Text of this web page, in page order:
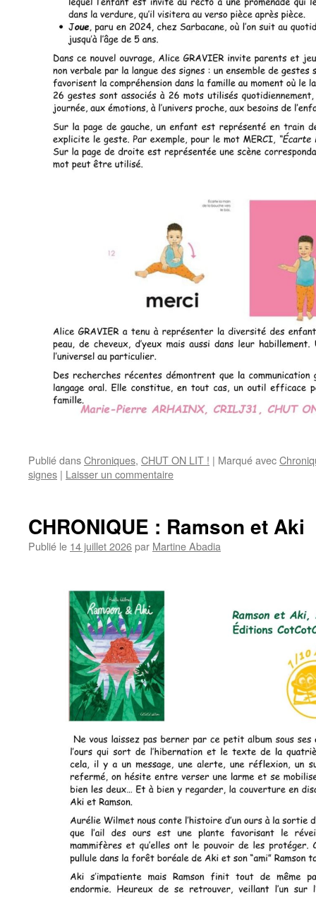
Publié dansChroniques, CHUT ON LIT ! | Marqué avec
signes | Laisser un commentaire
CHRONIQUE : Ramson et Aki
Publié le 14 juillet 2026par Martine Abadia